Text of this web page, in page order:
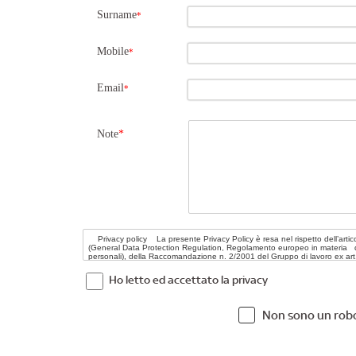
Surname*
Mobile*
Email*
Note*
Ho letto ed accettato la privacy
Non sono un